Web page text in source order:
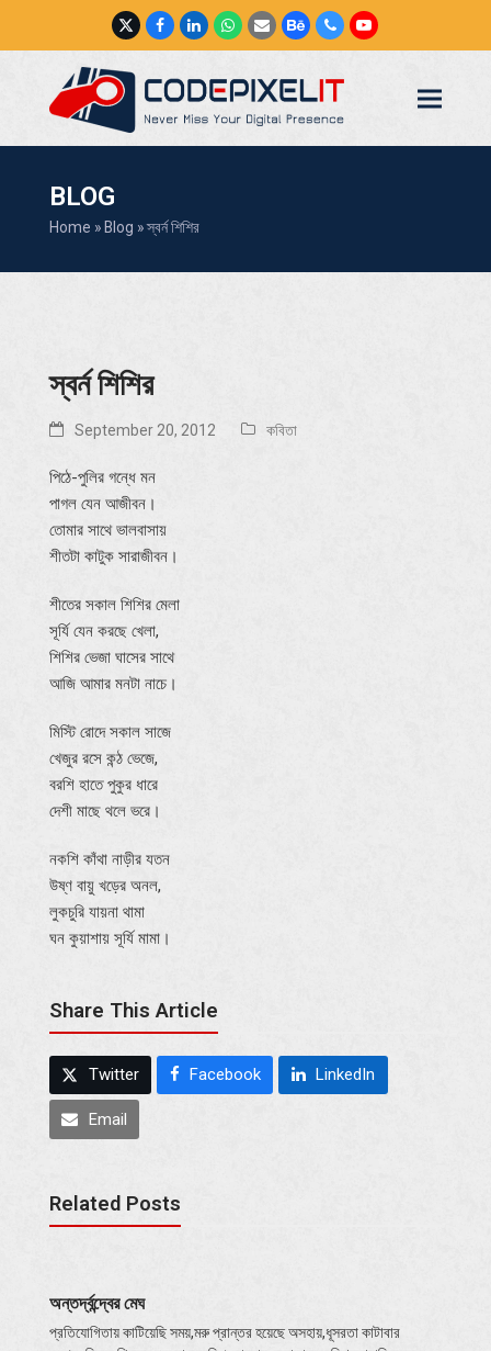
TwitterFacebook
LinkedInWhatsapp
EmailBehance
PhoneYouTube
BLOG
Home » Blog »স্বর্ন শিশির
স্বর্ন শিশির
September 20, 2012 কবিতা
পিঠে-পুলির গন্ধে মন
পাগল যেন আজীবন।
তোমার সাথে ভালবাসায়
শীতটা কাটুক সারাজীবন।
শীতের সকাল শিশির মেলা
সূর্যি যেন করছে খেলা,
শিশির ভেজা ঘাসের সাথে
আজি আমার মনটা নাচে।
মিস্টি রোদে সকাল সাজে
খেজুর রসে কন্ঠ ভেজে,
বরশি হাতে পুকুর ধারে
দেশী মাছে থলে ভরে।
নকশি কাঁথা নাড়ীর যতন
উষ্ণ বায়ু খড়ের অনল,
লুকচুরি যায়না থামা
ঘন কুয়াশায় সূর্যি মামা।
Share This Article
Twitter Facebook LinkedIn
Email
Related Posts
অন্তর্দ্বন্দ্বের মেঘ
প্রতিযোগিতায় কাটিয়েছি সময়,মরু প্রান্তর হয়েছে অসহায়,ধূসরতা কাটাবার